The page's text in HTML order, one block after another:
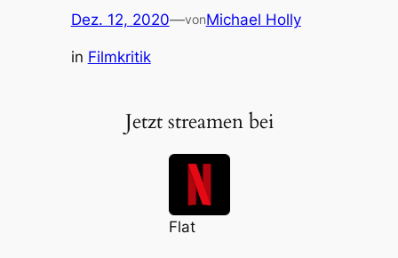
Dez. 12, 2020—vonMichael Holly
in Filmkritik
Jetzt streamen bei
Flat